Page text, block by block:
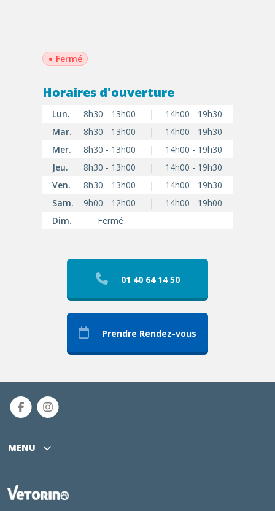
• Fermé
Horaires d'ouverture
Lun. 8h30 - 13h00 |
14h00 - 19h30
Mar.
8h30 - 13h00 |
14h00 - 19h30
Mer.
8h30 - 13h00 |
14h00 - 19h30
Jeu.
8h30 - 13h00 |
14h00 - 19h30
Ven.
8h30 - 13h00 |
14h00 - 19h30
Sam.
9h00 - 12h00 |
14h00 - 19h00
Dim.
Fermé
01 40 64 14 50
Prendre Rendez-vous
MENU